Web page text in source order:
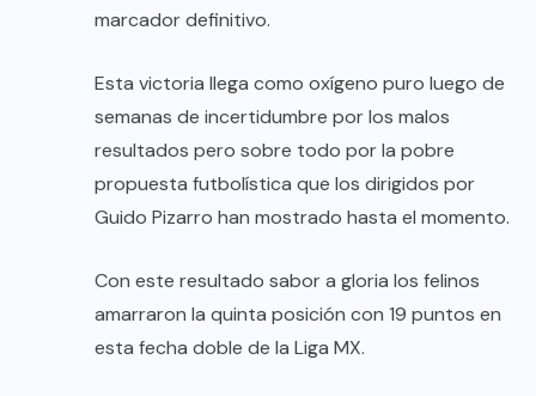
marcador definitivo.
Esta victoria llega como oxígeno puro luego de
semanas de incertidumbre por los malos
resultados pero sobre todo por la pobre
propuesta futbolística que los dirigidos por
Guido Pizarro han mostrado hasta el momento.
Con este resultado sabor a gloria los felinos
amarraron la quinta posición con 19 puntos en
esta fecha doble de la Liga MX.